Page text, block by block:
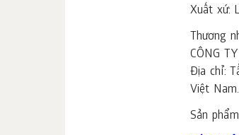
Xuất xứ:
Thương
CÔNG
Địa chỉ:
Việt
Sản